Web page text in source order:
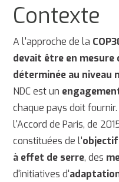
Contexte
A l'approche de la
devait être en
déterminée au niveau
NDC est un
chaque pays doit
l'Accord de Paris, de
constituées de l'
à effet de serre, des
d'initiatives d'